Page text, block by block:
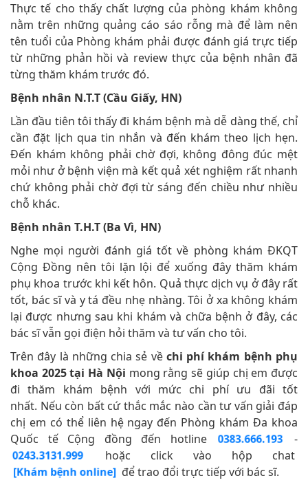
Thực tế cho thấy chất lượng của phòng khám không
nằm trên những quảng cáo sáo rỗng mà để làm nên
tên tuổi của Phòng khám phải được đánh giá trực tiếp
từ những phản hồi và review thực của bệnh nhân đã
từng thăm khám trước đó.
Bệnh nhân N.T.T (Cầu Giấy, HN)
Lần đầu tiên tôi thấy đi khám bệnh mà dễ dàng thế, chỉ
cần đặt lịch qua tin nhắn và đến khám theo lịch hẹn.
Đến khám không phải chờ đợi, không đông đúc mệt
mỏi như ở bệnh viện mà kết quả xét nghiệm rất nhanh
chứ không phải chờ đợi từ sáng đến chiều như nhiều
chỗ khác.
Bệnh nhân T.H.T (Ba Vì, HN)
Nghe mọi người đánh giá tốt về phòng khám ĐKQT
Cộng Đồng nên tôi lặn lội để xuống đây thăm khám
phụ khoa trước khi kết hôn. Quả thực dịch vụ ở đây rất
tốt, bác sĩ và y tá đều nhẹ nhàng. Tôi ở xa không khám
lại được nhưng sau khi khám và chữa bệnh ở đây, các
bác sĩ vẫn gọi điện hỏi thăm và tư vấn cho tôi.
Trên đây là những chia sẻ vềchi phí khám bệnh phụ
khoa 2025 tại Hà Nội mong rằng sẽ giúp chị em được
đi thăm khám bệnh với mức chi phí ưu đãi tốt
nhất. Nếu còn bất cứ thắc mắc nào cần tư vấn giải đáp
chị em có thể liên hệ ngay đến Phòng khám Đa khoa
Quốc tế Cộng đồng đến hotline
0383.666.193 -
0243.3131.999 hoặc click vào hộp chat
[Khám bệnh online] để trao đổi trực tiếp với bác sĩ.